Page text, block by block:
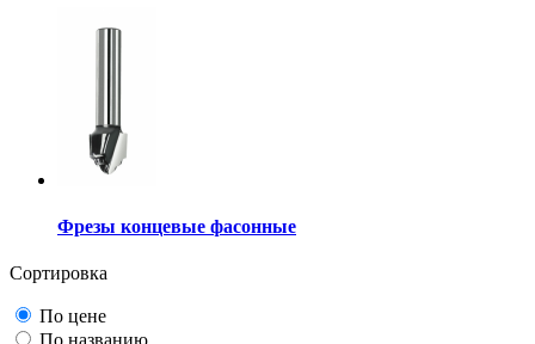
Фрезы концевые фасонные
Сортировка
По цене